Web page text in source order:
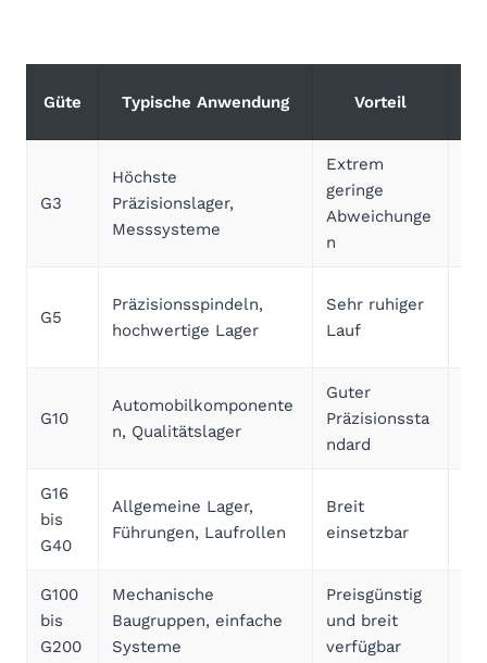
Güte Typische Anwendung Vorteil
G3
Höchste
Präzisionslager,
Messsysteme
Extrem
geringe
Abweichunge
n
G5
Präzisionsspindeln,
hochwertige Lager
Sehr ruhiger
Lauf
G10
Automobilkomponente
n, Qualitätslager
Guter
Präzisionssta
ndard
G16
bis
G40
Allgemeine Lager,
Führungen, Laufrollen
Breit
einsetzbar
G100
bis
G200
Mechanische
Baugruppen, einfache
Systeme
Preisgünstig
und breit
verfügbar